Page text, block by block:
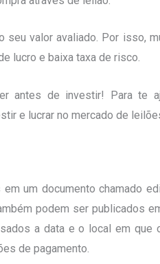
seu valor avaliado. Por isso,
lucro e baixa taxa de risco.
antes de investir! Para te
e lucrar no mercado de
um documento chamado
podem ser publicados
a data e o local em que
de pagamento.